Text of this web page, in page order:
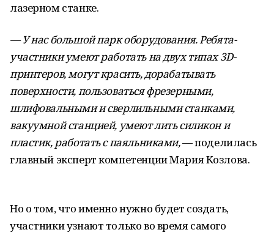
лазерном станке.
— У нас большой парк оборудования. Ребята-
участники умеют работать на двух типах 3D-
принтеров, могут красить, дорабатывать
поверхности, пользоваться фрезерными,
шлифовальными и сверлильными станками,
вакуумной станцией, умеют лить силикон и
пластик, работать с паяльниками,— поделилась
главный эксперт компетенции Мария Козлова.
Но о том, что именно нужно будет создать,
участники узнают только во время самого